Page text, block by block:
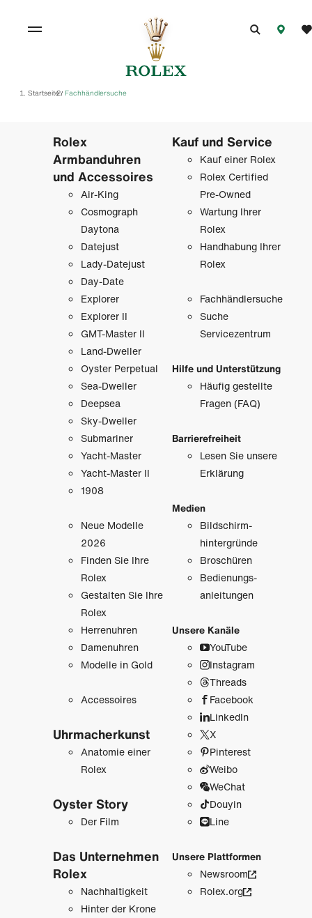
Startseite/ Fachhändlersuche
Rolex
Armbanduhren
und Accessoires
Air-King
Cosmograph
Daytona
Datejust
Lady-Datejust
Day-Date
Explorer
Explorer II
GMT-Master II
Land-Dweller
Oyster Perpetual
Sea-Dweller
Deepsea
Sky-Dweller
Submariner
Yacht-Master
Yacht-Master II
1908
Neue Modelle
2026
Finden Sie Ihre
Rolex
Gestalten Sie Ihre
Rolex
Herrenuhren
Damenuhren
Modelle in Gold
Accessoires
Uhrmacher­kunst
Anatomie einer
Rolex
Oyster Story
Der Film
Das Unternehmen
Rolex
Nachhaltigkeit
Hinter der Krone
Kauf und Service
Kauf einer Rolex
Rolex Certified
Pre-Owned
Wartung Ihrer
Rolex
Handhabung Ihrer
Rolex
Fachhändlersuche
Suche
Servicezentrum
Hilfe und Unterstützung
Häufig gestellte
Fragen (FAQ)
Barrierefreiheit
Lesen Sie unsere
Erklärung
Medien
Bildschirm­
hintergründe
Broschüren
Bedienungs­
anleitungen
Unsere Kanäle
YouTube
Instagram
Threads
Facebook
LinkedIn
X
Pinterest
Weibo
WeChat
Douyin
Line
Unsere Plattformen
Newsroom
Rolex.org